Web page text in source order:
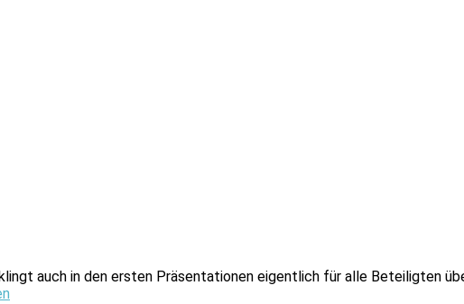
auch in den ersten Präsentationen eigentlich für alle Beteiligten